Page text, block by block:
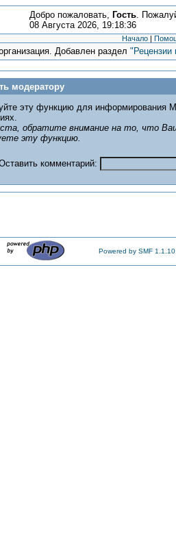
Добро пожаловать, Гость.
08 Августа 2026, 19:18:36
Начало |
Добавлен раздел"Рецензии
модератору
эту функцию для информирования
обратите внимание на то, что
эту функцию.
комментарий:
Powered by SMF 1.1.10